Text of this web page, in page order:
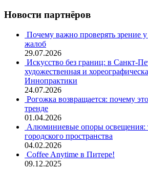
Новости партнёров
Почему важно проверять зрение
жалоб
29.07.2026
Искусство без границ: в Санкт-
художественная и
Иннопрактики
24.07.2026
Рогожка возвращается: почему
тренде
01.04.2026
Алюминиевые опоры освещения:
городского пространства
04.02.2026
Coffee Anytime в Питере!
09.12.2025